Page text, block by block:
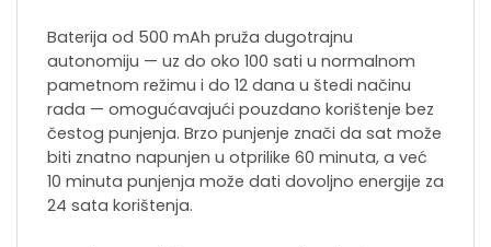
Baterija od 500 mAh pruža dugotrajnu
autonomiju — uz do oko 100 sati u normalnom
pametnom režimu i do 12 dana u štedi načinu
rada — omogućavajući pouzdano korištenje bez
čestog punjenja. Brzo punjenje znači da sat može
biti znatno napunjen u otprilike 60 minuta, a već
10 minuta punjenja može dati dovoljno energije za
24 sata korištenja.